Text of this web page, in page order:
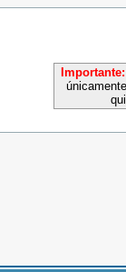
Importante: